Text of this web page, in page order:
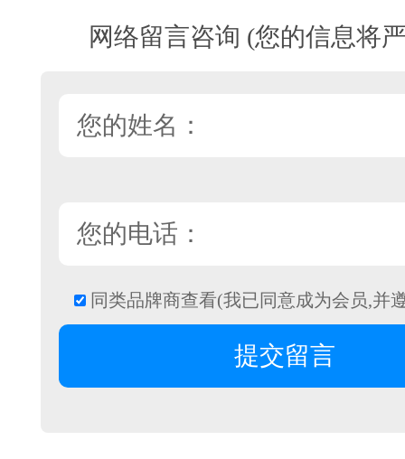
网络留言咨询 (您的信息将
同类品牌商查看(我已同意成为会员,并